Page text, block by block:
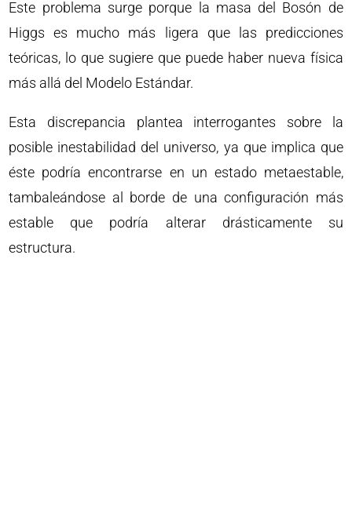
Este problema surge porque la masa del Bosón de
Higgs es mucho más ligera que las predicciones
teóricas, lo que sugiere que puede haber nueva física
más allá del Modelo Estándar.
Esta discrepancia plantea interrogantes sobre la
posible inestabilidad del universo, ya que implica que
éste podría encontrarse en un estado metaestable,
tambaleándose al borde de una configuración más
estable que podría alterar drásticamente su
estructura.